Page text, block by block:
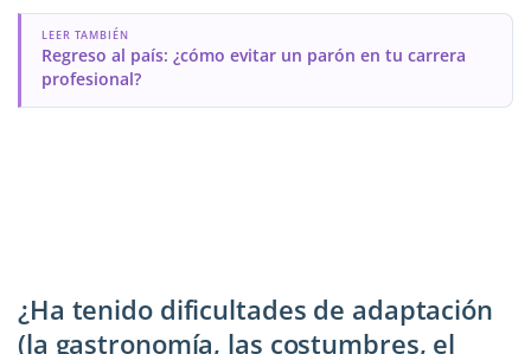
LEER TAMBIÉN
Regreso al país: ¿cómo evitar un parón en tu carrera
profesional?
¿Ha tenido dificultades de adaptación
(la gastronomía, las costumbres, el